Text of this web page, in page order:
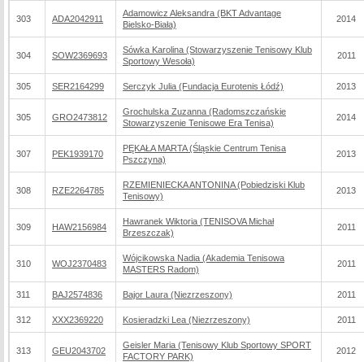
303 ADA2042911
Adamowicz Aleksandra (BKT Advantage
Bielsko-Biała)
2014
304 SOW2369693
Sówka Karolina (Stowarzyszenie Tenisowy Klub
Sportowy Wesoła)
2011
305 SER2164299 Serczyk Julia (Fundacja Eurotenis Łódź) 2013
305 GRO2473812
Grochulska Zuzanna (Radomszczańskie
Stowarzyszenie Tenisowe Era Tenisa)
2014
307 PEK1939170
PĘKAŁA MARTA (Śląskie Centrum Tenisa
Pszczyna)
2013
308 RZE2264785
RZEMIENIECKA ANTONINA (Pobiedziski Klub
Tenisowy)
2013
309 HAW2156984
Hawranek Wiktoria (TENISOVA Michał
Brzeszczak)
2011
310 WOJ2370483
Wójcikowska Nadia (Akademia Tenisowa
MASTERS Radom)
2011
311 BAJ2574836 Bajor Laura (Niezrzeszony) 2011
312 XXX2369220 Kosieradzki Lea (Niezrzeszony) 2011
313 GEU2043702
Geisler Maria (Tenisowy Klub Sportowy SPORT
FACTORY PARK)
2012